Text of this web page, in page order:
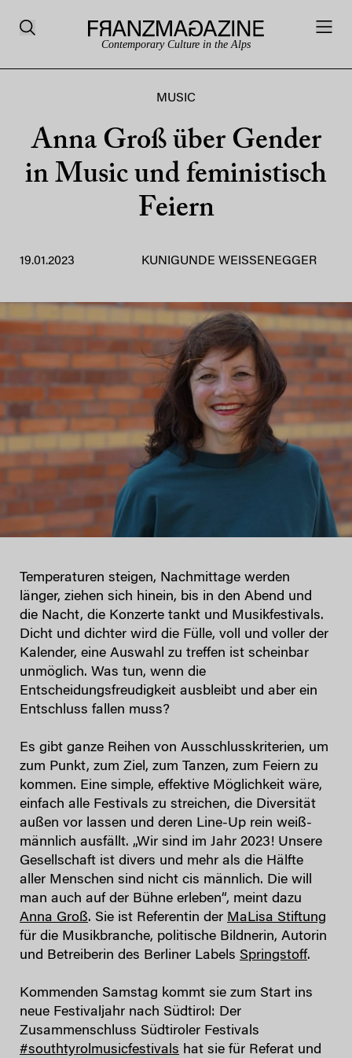
Contemporary Culture in the Alps
MUSIC
Anna Groß über Gender
in Music und feministisch
Feiern
19.01.2023 KUNIGUNDE WEISSENEGGER
Temperaturen steigen, Nachmittage werden
länger, ziehen sich hinein, bis in den Abend und
die Nacht, die Konzerte tankt und Musikfestivals.
Dicht und dichter wird die Fülle, voll und voller der
Kalender, eine Auswahl zu treffen ist scheinbar
unmöglich. Was tun, wenn die
Entscheidungsfreudigkeit ausbleibt und aber ein
Entschluss fallen muss?
Es gibt ganze Reihen von Ausschlusskriterien, um
zum Punkt, zum Ziel, zum Tanzen, zum Feiern zu
kommen. Eine simple, effektive Möglichkeit wäre,
einfach alle Festivals zu streichen, die Diversität
außen vor lassen und deren Line-Up rein weiß-
männlich ausfällt. „Wir sind im Jahr 2023! Unsere
Gesellschaft ist divers und mehr als die Hälfte
aller Menschen sind nicht cis männlich. Die will
man auch auf der Bühne erleben“, meint dazu
Anna Groß. Sie ist Referentin der MaLisa Stiftung
für die Musikbranche, politische Bildnerin, Autorin
und Betreiberin des Berliner Labels Springstoff.
Kommenden Samstag kommt sie zum Start ins
neue Festivaljahr nach Südtirol: Der
Zusammenschluss Südtiroler Festivals
#southtyrolmusicfestivals hat sie für Referat und